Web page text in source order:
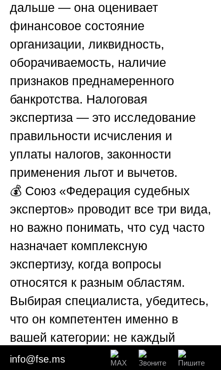
дальше — она оценивает
финансовое состояние
организации, ликвидность,
оборачиваемость, наличие
признаков преднамеренного
банкротства. Налоговая
экспертиза — это исследование
правильности исчисления и
уплаты налогов, законности
применения льгот и вычетов.
💰 Союз «Федерация судебных
экспертов» проводит все три вида,
но важно понимать, что суд часто
назначает комплексную
экспертизу, когда вопросы
относятся к разным областям.
Выбирая специалиста, убедитесь,
что он компетентен именно в
вашей категории: не каждый
бухгалтер глубоко разбирается в
info@fse.ms